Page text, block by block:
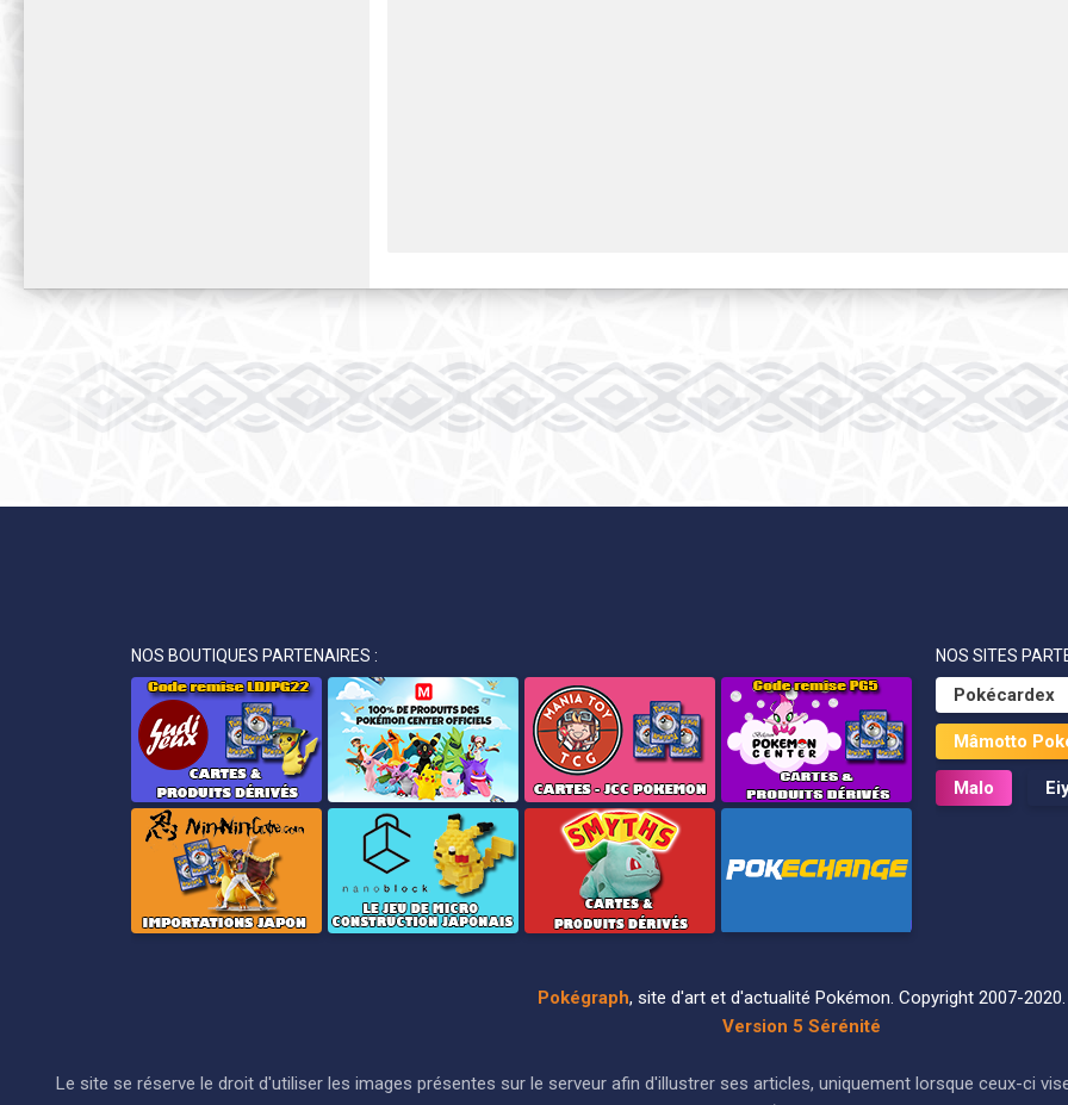
NOS BOUTIQUES PARTENAIRES : NOS SITES
Pokécardex
Mâmotto
Malo
Pokégraph, site d'art et d'actualité Pokémon. Copyright 2007-2020.
Version 5 Sérénité
Le site se réserve le droit d'utiliser les images présentes sur le serveur afin d'illustrer ses articles, uniquement lorsque ceux-ci